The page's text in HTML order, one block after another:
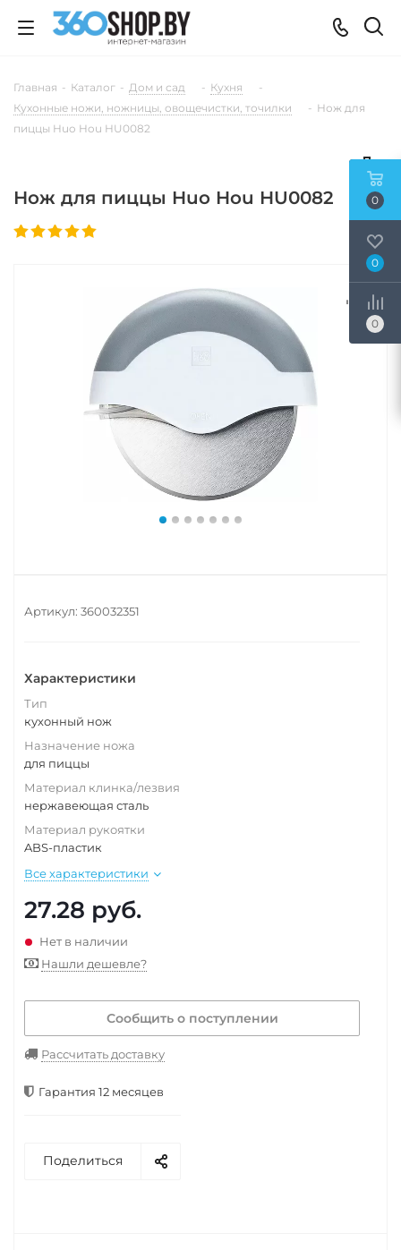
Главная - Каталог - Дом и сад - Кухня
-
Кухонные ножи, ножницы, овощечистки, точилки
- Нож для
пиццы Huo Hou HU0082
Нож для пиццы Huo Hou HU0082
Артикул: 360032351
Характеристики
Тип
кухонный нож
Назначение ножа
для пиццы
Материал клинка/лезвия
нержавеющая сталь
Материал рукоятки
ABS-пластик
Все характеристики
27.28 руб.
Нет в наличии
Нашли дешевле?
Сообщить о поступлении
Рассчитать доставку
Гарантия 12 месяцев
Поделиться
0
0
0